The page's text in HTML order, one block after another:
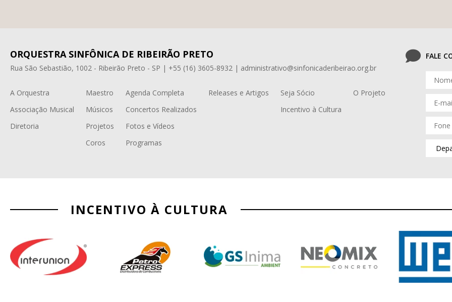
ORQUESTRA SINFÔNICA DE RIBEIRÃO PRETO
Rua São Sebastião, 1002 - Ribeirão Preto - SP | +55 (16) 3605-8932 | administrativo@sinfonicaderibeirao.org.br
A Orquestra
Associação Musical
Diretoria
Maestro
Músicos
Projetos
Coros
Agenda Completa
Concertos Realizados
Fotos e Vídeos
Programas
Releases e Artigos
Seja Sócio
Incentivo à Cultura
O Projeto
FALE
INCENTIVO À CULTURA